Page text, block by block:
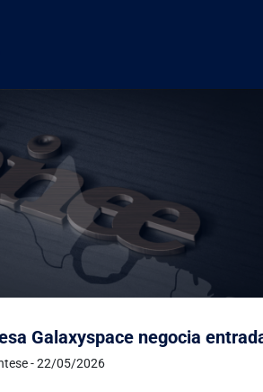
Galaxyspace negocia
- 22/05/2026